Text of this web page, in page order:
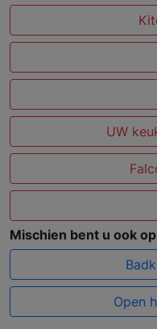
UW
Mischien bent u ook
Open